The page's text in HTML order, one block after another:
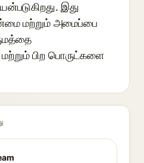
இது
மற்றும் அமைப்பை
பிற பொருட்களை